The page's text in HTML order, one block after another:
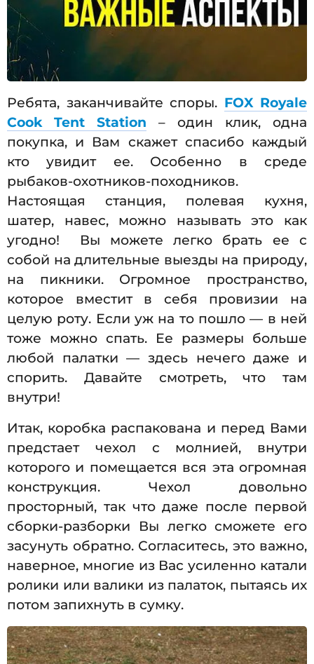
Ребята, заканчивайте споры. FOX Royale
Cook Tent Station – один клик, одна
покупка, и Вам скажет спасибо каждый
кто увидит ее. Особенно в среде
рыбаков-охотников-походников.
Настоящая станция, полевая кухня,
шатер, навес, можно называть это как
угодно! Вы можете легко брать ее с
собой на длительные выезды на природу,
на пикники. Огромное пространство,
которое вместит в себя провизии на
целую роту. Если уж на то пошло — в ней
тоже можно спать. Ее размеры больше
любой палатки — здесь нечего даже и
спорить. Давайте смотреть, что там
внутри!
Итак, коробка распакована и перед Вами
предстает чехол с молнией, внутри
которого и помещается вся эта огромная
конструкция. Чехол довольно
просторный, так что даже после первой
сборки-разборки Вы легко сможете его
засунуть обратно. Согласитесь, это важно,
наверное, многие из Вас усиленно катали
ролики или валики из палаток, пытаясь их
потом запихнуть в сумку.